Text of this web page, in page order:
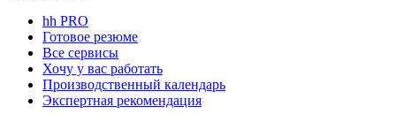
hh PRO
Готовое резюме
Все сервисы
Хочу у вас работать
Производственный календарь
Экспертная рекомендация